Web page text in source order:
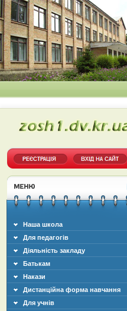
Наша школа
Для педагогів
Діяльність закладу
Батькам
Накази
Дистанційна форма навчання
Для учнів